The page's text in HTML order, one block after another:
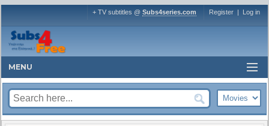
+ TV subtitles @ Subs4series.com Register | Log in
MENU